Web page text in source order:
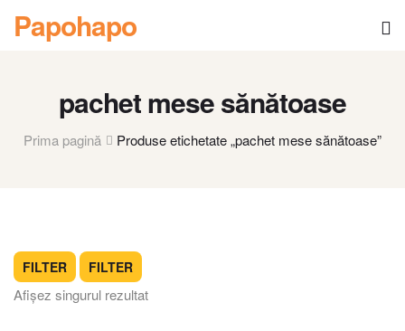
Papohapo
pachet mese sănătoase
Prima pagină Produse etichetate „pachet mese sănătoase”
FILTER FILTER
Afișez singurul rezultat